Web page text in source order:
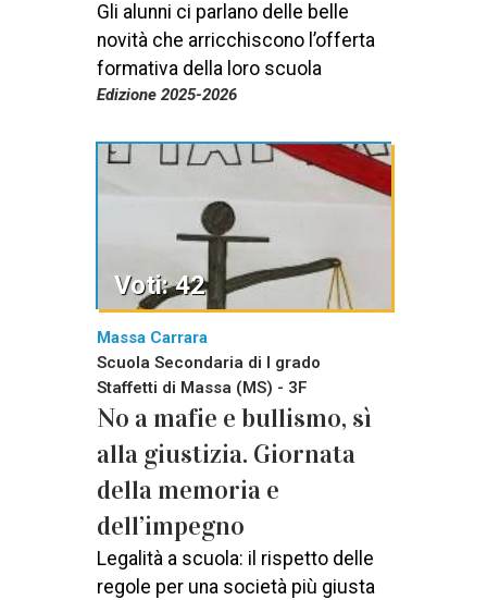
Gli alunni ci parlano delle belle
novità che arricchiscono l’offerta
formativa della loro scuola
Edizione 2025-2026
Massa Carrara
Scuola Secondaria di I grado
Staffetti di Massa (MS) - 3F
No a mafie e bullismo, sì
alla giustizia. Giornata
della memoria e
dell’impegno
Legalità a scuola: il rispetto delle
regole per una società più giusta
Voti: 42